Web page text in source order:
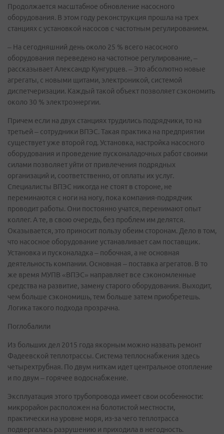
Продолжается масштабное обновление насосного
оборудования. В этом году реконструкция прошла на трех
станциях с установкой насосов с частотным регулированием.
– На сегодняшний день около 25 % всего насосного
оборудования переведено на частотное регулирование, –
рассказывает Александр Кунгурцев. – Это абсолютно новые
агрегаты, с новыми щитами, электроникой, системой
диспетчеризации. Каждый такой объект позволяет сэкономить
около 30 % электроэнергии.
Причем если на двух станциях трудились подрядчики, то на
третьей – сотрудники ВПЭС. Такая практика на предприятии
существует уже второй год. Установка, настройка насосного
оборудования и проведение пусконаладочных работ своими
силами позволяет уйти от привлечения подрядных
организаций и, соответственно, от оплаты их услуг.
Специалисты ВПЭС никогда не стоят в стороне, не
переминаются с ноги на ногу, пока компания-подрядчик
проводит работы. Они постоянно учатся, перенимают опыт
коллег. А те, в свою очередь, без проблем им делятся.
Оказывается, это приносит пользу обеим сторонам. Дело в том,
что насосное оборудование устанавливает сам поставщик.
Установка и пусконаладка – побочная, а не основная
деятельность компании. Основная – поставка агрегатов. В то
же время МУПВ «ВПЭС» направляет все сэкономленные
средства на развитие, замену старого оборудования. Выходит,
чем больше сэкономишь, тем больше затем приобретешь.
Логика такого подхода прозрачна.
Поглобалили
Из больших дел 2015 года якорным можно назвать ремонт
Фадеевской теплотрассы. Система теплоснабжения здесь
четырехтрубная. По двум ниткам идет центральное отопление
и по двум – горячее водоснабжение.
Эксплуатация этого трубопровода имеет свои особенности:
микрорайон расположен на болотистой местности,
практически на уровне моря, из-за чего теплотрасса
подвергалась разрушению и приходила в негодность.